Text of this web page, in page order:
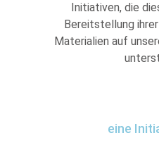
Initiativen, die
Bereitstellung
Materialien auf
eine